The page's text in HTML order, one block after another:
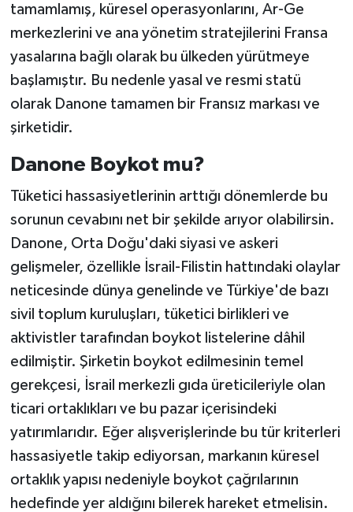
tamamlamış, küresel operasyonlarını, Ar-Ge
merkezlerini ve ana yönetim stratejilerini Fransa
yasalarına bağlı olarak bu ülkeden yürütmeye
başlamıştır. Bu nedenle yasal ve resmi statü
olarak Danone tamamen bir Fransız markası ve
şirketidir.
Danone Boykot mu?
Tüketici hassasiyetlerinin arttığı dönemlerde bu
sorunun cevabını net bir şekilde arıyor olabilirsin.
Danone, Orta Doğu'daki siyasi ve askeri
gelişmeler, özellikle İsrail-Filistin hattındaki olaylar
neticesinde dünya genelinde ve Türkiye'de bazı
sivil toplum kuruluşları, tüketici birlikleri ve
aktivistler tarafından boykot listelerine dâhil
edilmiştir. Şirketin boykot edilmesinin temel
gerekçesi, İsrail merkezli gıda üreticileriyle olan
ticari ortaklıkları ve bu pazar içerisindeki
yatırımlarıdır. Eğer alışverişlerinde bu tür kriterleri
hassasiyetle takip ediyorsan, markanın küresel
ortaklık yapısı nedeniyle boykot çağrılarının
hedefinde yer aldığını bilerek hareket etmelisin.